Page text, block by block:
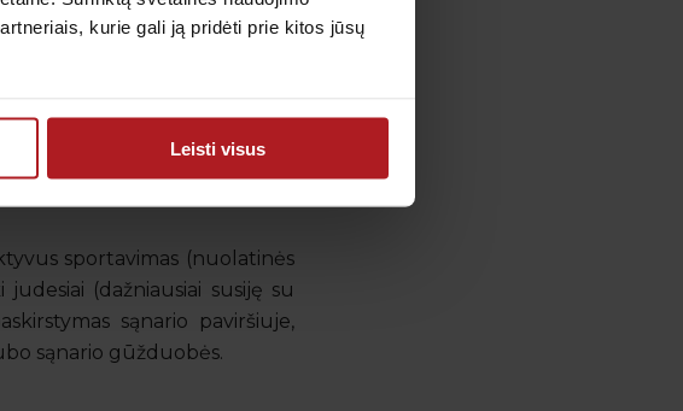
kurie gali ją pridėti prie kitos jūsų
Leisti visus
antrinė sąnario artrozė). Jos
vidaus sekrecijos liaukų
sportavimas (nuolatinės
(dažniausiai susiję su
sąnario paviršiuje,
sąnario gūžduobės.